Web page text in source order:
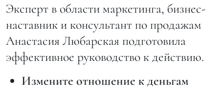
Эксперт в области маркетинга, бизнес-
наставник и консультант по продажам
Анастасия Любарская подготовила
эффективное руководство к действию.
Измените отношение к деньгам